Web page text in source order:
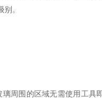
。
周围的区域无需使用工具